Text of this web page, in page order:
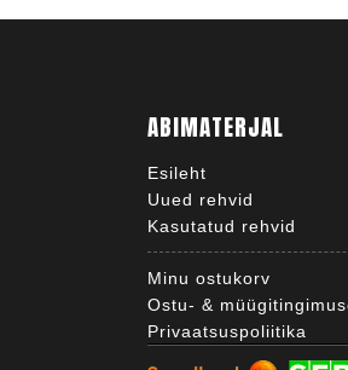
ABIMATERJAL
Esileht
Uued rehvid
Kasutatud rehvid
Minu ostukorv
Ostu- &
Privaatsuspoliitika